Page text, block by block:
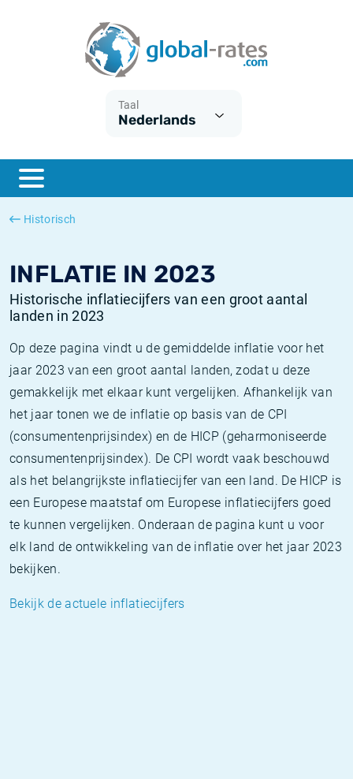
Taal
Nederlands
Historisch
INFLATIE IN 2023
Historische inflatiecijfers van een groot aantal
landen in 2023
Op deze pagina vindt u de gemiddelde inflatie voor het
jaar 2023 van een groot aantal landen, zodat u deze
gemakkelijk met elkaar kunt vergelijken. Afhankelijk van
het jaar tonen we de inflatie op basis van de CPI
(consumentenprijsindex) en de HICP (geharmoniseerde
consumentenprijsindex). De CPI wordt vaak beschouwd
als het belangrijkste inflatiecijfer van een land. De HICP is
een Europese maatstaf om Europese inflatiecijfers goed
te kunnen vergelijken. Onderaan de pagina kunt u voor
elk land de ontwikkeling van de inflatie over het jaar 2023
bekijken.
Bekijk de actuele inflatiecijfers
ESTER
SONIA
Wat is CPI inflatie?
Wat is HICP inflatie?
Nederlandse inflatie - CPI
Amerikaanse inflatie - CPI
Euribor historie
SOFR historie
TONAR historie
Inflatiecalculator